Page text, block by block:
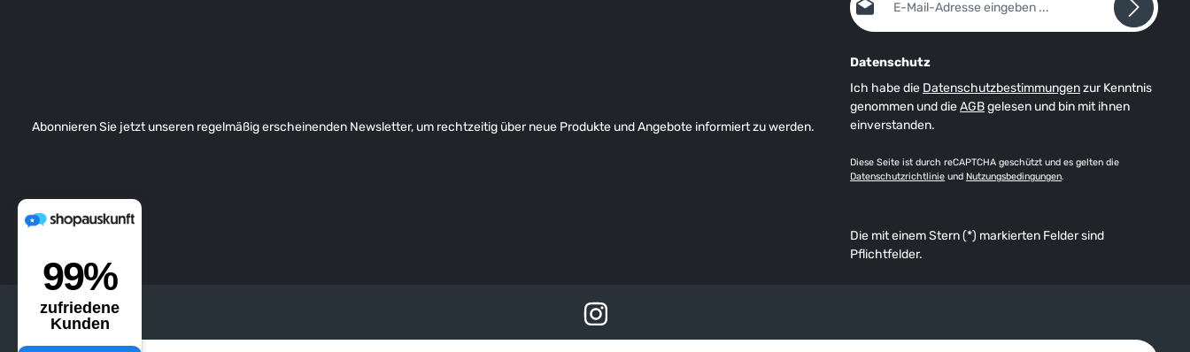
Abonnieren Sie jetzt unseren regelmäßig erscheinenden Newsletter, um rechtzeitig über neue Produkte und Angebote informiert zu werden.
Datenschutz
Ich habe die Datenschutzbestimmungenzur Kenntnis
genommen und dieAGBgelesen und bin mit ihnen
einverstanden.
Diese Seite ist durch reCAPTCHA geschützt und es gelten die
Datenschutzrichtlinie und Nutzungsbedingungen.
Die mit einem Stern (*) markierten Felder sind
Pflichtfelder.